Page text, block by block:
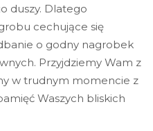
duszy. Dlatego
cechujące się
o godny nagrobek
Przyjdziemy Wam z
w trudnym momencie z
Waszych bliskich